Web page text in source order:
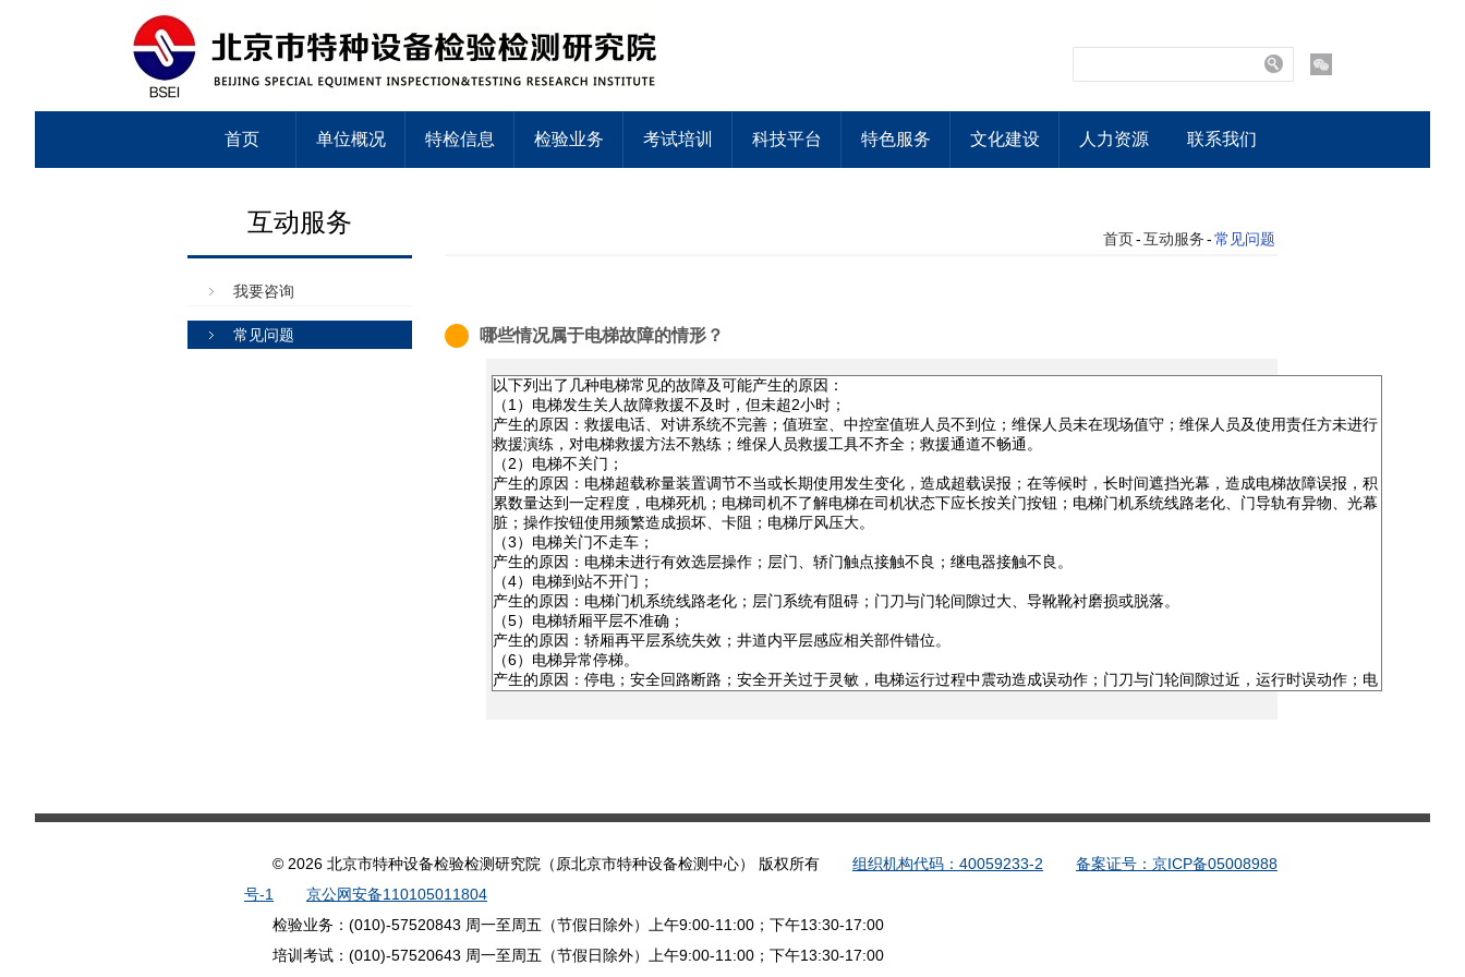
首页 单位概况 特检信息 检验业务 考试培训 科技平台 特色服务 文化建设 人力资源 联系我们
互动服务
我要咨询
常见问题
首页-互动服务-常见问题
哪些情况属于电梯故障的情形？
© 2026 北京市特种设备检验检测研究院（原北京市特种设备检测中心） 版权所有 组织机构代码：40059233-2
备案证号：京ICP备05008988
号-1
京公网安备110105011804
检验业务：(010)-57520843 周一至周五（节假日除外）上午9:00-11:00；下午13:30-17:00
培训考试：(010)-57520643 周一至周五（节假日除外）上午9:00-11:00；下午13:30-17:00